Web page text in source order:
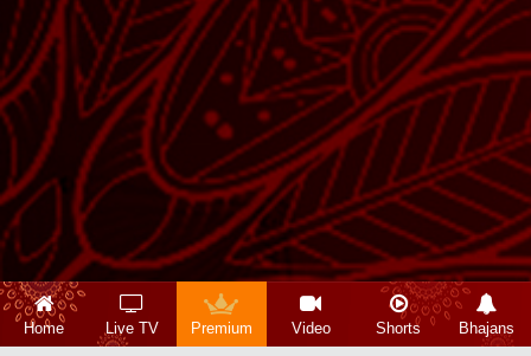
Home Live TV Premium Video Shorts Bhajans